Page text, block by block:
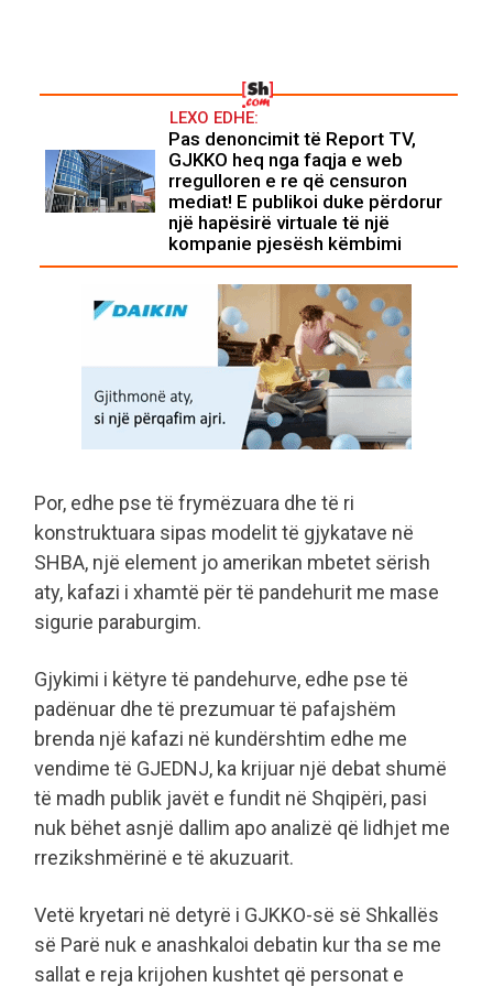
LEXO EDHE:
Pas denoncimit të Report TV,
GJKKO heq nga faqja e web
rregulloren e re që censuron
mediat! E publikoi duke përdorur
një hapësirë virtuale të një
kompanie pjesësh këmbimi
Por, edhe pse të frymëzuara dhe të ri
konstruktuara sipas modelit të gjykatave në
SHBA, një element jo amerikan mbetet sërish
aty, kafazi i xhamtë për të pandehurit me mase
sigurie paraburgim.
Gjykimi i këtyre të pandehurve, edhe pse të
padënuar dhe të prezumuar të pafajshëm
brenda një kafazi në kundërshtim edhe me
vendime të GJEDNJ, ka krijuar një debat shumë
të madh publik javët e fundit në Shqipëri, pasi
nuk bëhet asnjë dallim apo analizë që lidhjet me
rrezikshmërinë e të akuzuarit.
Vetë kryetari në detyrë i GJKKO-së së Shkallës
së Parë nuk e anashkaloi debatin kur tha se me
sallat e reja krijohen kushtet që personat e